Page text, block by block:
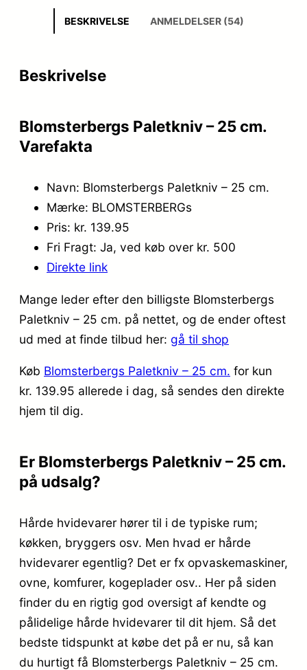
BESKRIVELSE ANMELDELSER (54)
Beskrivelse
Blomsterbergs Paletkniv – 25 cm.
Varefakta
Navn: Blomsterbergs Paletkniv – 25 cm.
Mærke: BLOMSTERBERGs
Pris: kr. 139.95
Fri Fragt: Ja, ved køb over kr. 500
Direkte link
Mange leder efter den billigste Blomsterbergs
Paletkniv – 25 cm. på nettet, og de ender oftest
ud med at finde tilbud her: gå til shop
Køb Blomsterbergs Paletkniv – 25 cm. for kun
kr. 139.95 allerede i dag, så sendes den direkte
hjem til dig.
Er Blomsterbergs Paletkniv – 25 cm.
på udsalg?
Hårde hvidevarer hører til i de typiske rum;
køkken, bryggers osv. Men hvad er hårde
hvidevarer egentlig? Det er fx opvaskemaskiner,
ovne, komfurer, kogeplader osv.. Her på siden
finder du en rigtig god oversigt af kendte og
pålidelige hårde hvidevarer til dit hjem. Så det
bedste tidspunkt at købe det på er nu, så kan
du hurtigt få Blomsterbergs Paletkniv – 25 cm.